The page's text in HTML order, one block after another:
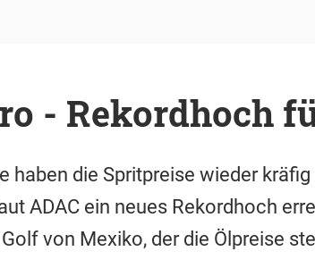
- Rekordhoch
haben die Spritpreise wieder
ADAC ein neues Rekordhoch
von Mexiko, der die Ölpreise